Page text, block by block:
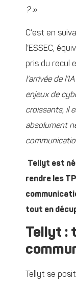
? »
C’est en
l’ESSEC,
pris du recul
l’arrivée de
enjeux de
croissants, il
absolument
Tellyt est
rendre les
tout en
Tellyt :
Tellyt se